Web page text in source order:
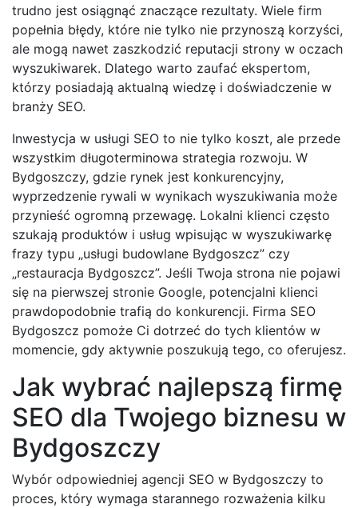
trudno jest osiągnąć znaczące rezultaty. Wiele firm
popełnia błędy, które nie tylko nie przynoszą korzyści,
ale mogą nawet zaszkodzić reputacji strony w oczach
wyszukiwarek. Dlatego warto zaufać ekspertom,
którzy posiadają aktualną wiedzę i doświadczenie w
branży SEO.
Inwestycja w usługi SEO to nie tylko koszt, ale przede
wszystkim długoterminowa strategia rozwoju. W
Bydgoszczy, gdzie rynek jest konkurencyjny,
wyprzedzenie rywali w wynikach wyszukiwania może
przynieść ogromną przewagę. Lokalni klienci często
szukają produktów i usług wpisując w wyszukiwarkę
frazy typu „usługi budowlane Bydgoszcz” czy
„restauracja Bydgoszcz”. Jeśli Twoja strona nie pojawi
się na pierwszej stronie Google, potencjalni klienci
prawdopodobnie trafią do konkurencji. Firma SEO
Bydgoszcz pomoże Ci dotrzeć do tych klientów w
momencie, gdy aktywnie poszukują tego, co oferujesz.
Jak wybrać najlepszą firmę
SEO dla Twojego biznesu w
Bydgoszczy
Wybór odpowiedniej agencji SEO w Bydgoszczy to
proces, który wymaga starannego rozważenia kilku